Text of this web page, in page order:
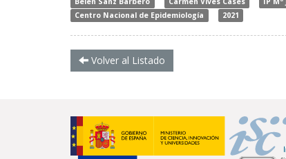
Centro Nacional de Epidemiología
2021
Volver al Listado